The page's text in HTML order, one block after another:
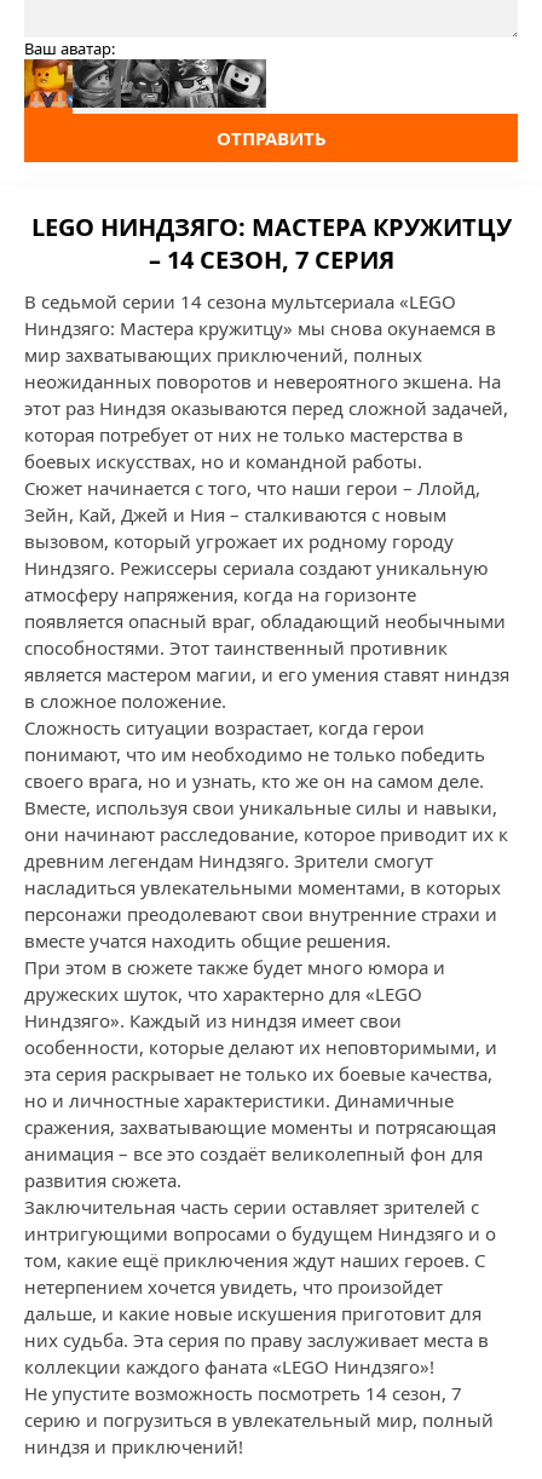
Ваш аватар:
ОТПРАВИТЬ
LEGO НИНДЗЯГО: МАСТЕРА КРУЖИТЦУ
– 14 СЕЗОН, 7 СЕРИЯ
В седьмой серии 14 сезона мультсериала «LEGO
Ниндзяго: Мастера кружитцу» мы снова окунаемся в
мир захватывающих приключений, полных
неожиданных поворотов и невероятного экшена. На
этот раз Ниндзя оказываются перед сложной задачей,
которая потребует от них не только мастерства в
боевых искусствах, но и командной работы.
Сюжет начинается с того, что наши герои – Ллойд,
Зейн, Кай, Джей и Ния – сталкиваются с новым
вызовом, который угрожает их родному городу
Ниндзяго. Режиссеры сериала создают уникальную
атмосферу напряжения, когда на горизонте
появляется опасный враг, обладающий необычными
способностями. Этот таинственный противник
является мастером магии, и его умения ставят ниндзя
в сложное положение.
Сложность ситуации возрастает, когда герои
понимают, что им необходимо не только победить
своего врага, но и узнать, кто же он на самом деле.
Вместе, используя свои уникальные силы и навыки,
они начинают расследование, которое приводит их к
древним легендам Ниндзяго. Зрители смогут
насладиться увлекательными моментами, в которых
персонажи преодолевают свои внутренние страхи и
вместе учатся находить общие решения.
При этом в сюжете также будет много юмора и
дружеских шуток, что характерно для «LEGO
Ниндзяго». Каждый из ниндзя имеет свои
особенности, которые делают их неповторимыми, и
эта серия раскрывает не только их боевые качества,
но и личностные характеристики. Динамичные
сражения, захватывающие моменты и потрясающая
анимация – все это создаёт великолепный фон для
развития сюжета.
Заключительная часть серии оставляет зрителей с
интригующими вопросами о будущем Ниндзяго и о
том, какие ещё приключения ждут наших героев. С
нетерпением хочется увидеть, что произойдет
дальше, и какие новые искушения приготовит для
них судьба. Эта серия по праву заслуживает места в
коллекции каждого фаната «LEGO Ниндзяго»!
Не упустите возможность посмотреть 14 сезон, 7
серию и погрузиться в увлекательный мир, полный
ниндзя и приключений!